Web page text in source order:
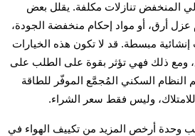
المنخفض تنازلات مكلفة. يقلل بعض
عزل أرق، أو مواد إحكام منخفضة الجودة،
إنشائية مبسطة. قد لا تكون هذه الخيارات
ومع ذلك فهي تؤثر بقوة على الطلب على
النظام السكني المُجمَّع الموفّر للطاقة
للامتلاك، وليس فقط سعر الشراء.
وحدة أرخص المزيد من تكييف الهواء في